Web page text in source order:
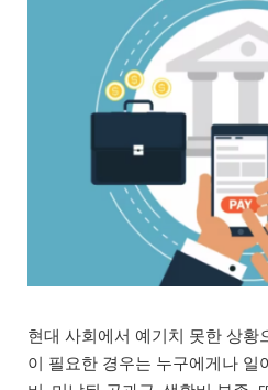
현대 사회에서 예기치 못한 상황
이 필요한 경우는 누구에게나 일